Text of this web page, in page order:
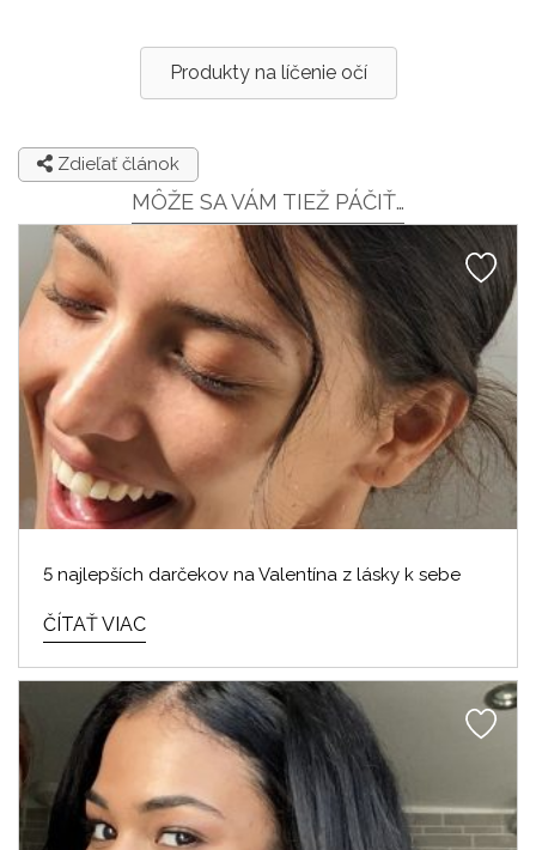
Produkty na líčenie očí
Zdieľať článok
MÔŽE SA VÁM TIEŽ PÁČIŤ…
5 najlepších darčekov na Valentína z lásky k sebe
ČÍTAŤ VIAC